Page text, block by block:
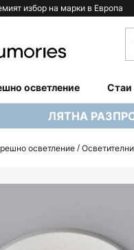
избор на марки в Европа
осветление Стаи
ЛЯТНА
осветление